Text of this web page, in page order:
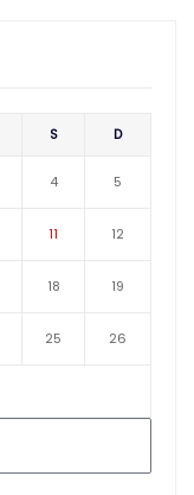
S D
4 5
11 12
18 19
25 26